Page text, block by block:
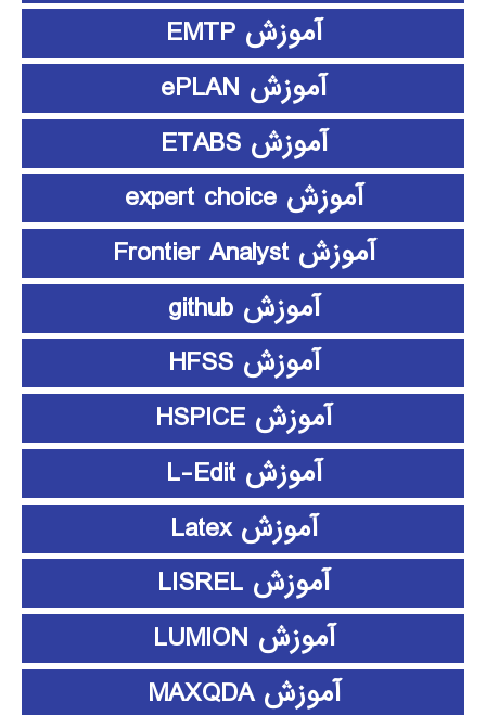
آموزش EMTP
آموزش ePLAN
آموزش ETABS
آموزش expert choice
آموزش Frontier Analyst
آموزش github
آموزش HFSS
آموزش HSPICE
آموزش L-Edit
آموزش Latex
آموزش LISREL
آموزش LUMION
آموزش MAXQDA